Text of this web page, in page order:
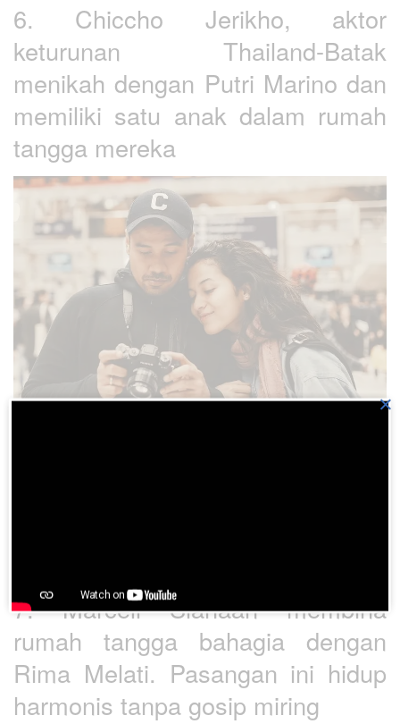
6. Chiccho Jerikho, aktor
keturunan Thailand-Batak
menikah dengan Putri Marino dan
memiliki satu anak dalam rumah
tangga mereka
7. Marcell Siahaan membina
rumah tangga bahagia dengan
Rima Melati. Pasangan ini hidup
harmonis tanpa gosip miring
×